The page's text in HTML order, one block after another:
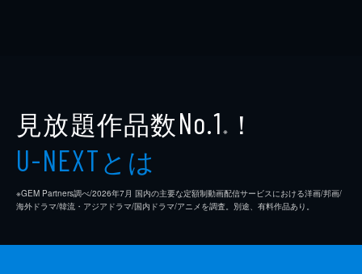
見放題作品数No.1 ※ ！
U-NEXTとは
※GEM Partners調べ/2026年7⽉ 国内の主要な定額制動画配信サービスにおける洋画/邦画/
海外ドラマ/韓流・アジアドラマ/国内ドラマ/アニメを調査。別途、有料作品あり。